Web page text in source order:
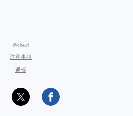
@che.ri
注意事項
通報